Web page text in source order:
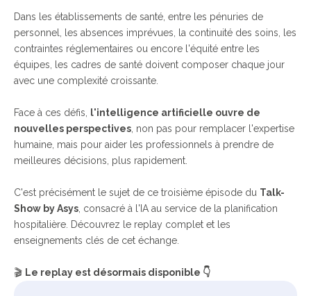
Dans les établissements de santé, entre les pénuries de
personnel, les absences imprévues, la continuité des soins, les
contraintes réglementaires ou encore l'équité entre les
équipes, les cadres de santé doivent composer chaque jour
avec une complexité croissante.
Face à ces défis,
l'intelligence artificielle ouvre de
nouvelles perspectives , non pas pour remplacer l'expertise
humaine, mais pour aider les professionnels à prendre de
meilleures décisions, plus rapidement.
C'est précisément le sujet de ce troisième épisode du Talk-
Show by Asys , consacré à l'IA au service de la planification
hospitalière. Découvrez le replay complet et les
enseignements clés de cet échange.
🎬 Le replay est désormais disponible 👇